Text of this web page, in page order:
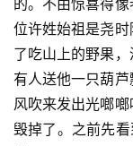
位许姓始祖是尧
了吃山上的野果，
有人送他一只葫芦
风吹来发出光啷
毁掉了。之前先